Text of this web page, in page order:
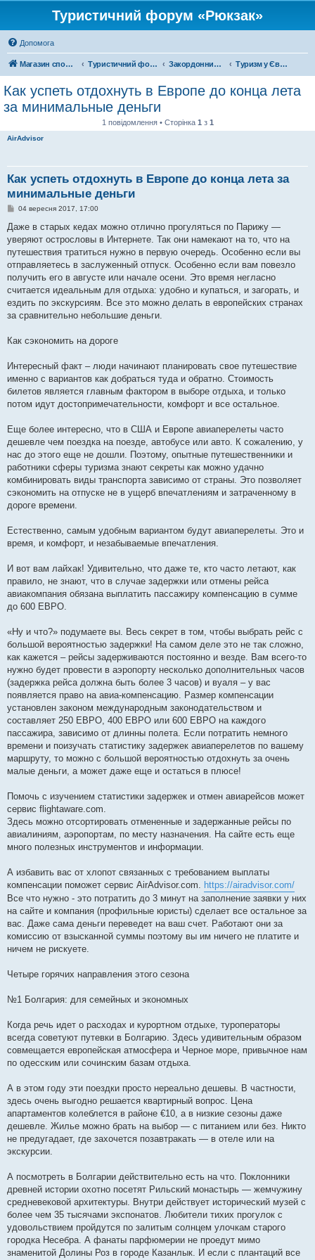
Туристичний форум «Рюкзак»
Допомога
Магазин спорядження Туристичний форум «Рюкзак» Закордонний туризм Туризм у Європі
Как успеть отдохнуть в Европе до конца лета
за минимальные деньги
1 повідомлення • Сторінка 1 з 1
AirAdvisor
Как успеть отдохнуть в Европе до конца лета за
минимальные деньги
П
в
д
о
л
е
н
я
04 вересня 2017, 17:00
Даже в старых кедах можно отлично прогуляться по Парижу —
уверяют острословы в Интернете. Так они намекают на то, что на
путешествия тратиться нужно в первую очередь. Особенно если вы
отправляетесь в заслуженный отпуск. Особенно если вам повезло
получить его в августе или начале осени. Это время негласно
считается идеальным для отдыха: удобно и купаться, и загорать, и
ездить по экскурсиям. Все это можно делать в европейских странах
за сравнительно небольшие деньги.
Как сэкономить на дороге
Интересный факт – люди начинают планировать свое путешествие
именно с вариантов как добраться туда и обратно. Стоимость
билетов является главным фактором в выборе отдыха, и только
потом идут достопримечательности, комфорт и все остальное.
Еще более интересно, что в США и Европе авиаперелеты часто
дешевле чем поездка на поезде, автобусе или авто. К сожалению, у
нас до этого еще не дошли. Поэтому, опытные путешественники и
работники сферы туризма знают секреты как можно удачно
комбинировать виды транспорта зависимо от страны. Это позволяет
сэкономить на отпуске не в ущерб впечатлениям и затраченному в
дороге времени.
Естественно, самым удобным вариантом будут авиаперелеты. Это и
время, и комфорт, и незабываемые впечатления.
И вот вам лайхак! Удивительно, что даже те, кто часто летают, как
правило, не знают, что в случае задержки или отмены рейса
авиакомпания обязана выплатить пассажиру компенсацию в сумме
до 600 ЕВРО.
«Ну и что?» подумаете вы. Весь секрет в том, чтобы выбрать рейс с
большой вероятностью задержки! На самом деле это не так сложно,
как кажется – рейсы задерживаются постоянно и везде. Вам всего-то
нужно будет провести в аэропорту несколько дополнительных часов
(задержка рейса должна быть более 3 часов) и вуаля – у вас
появляется право на авиа-компенсацию. Размер компенсации
установлен законом международным законодательством и
составляет 250 ЕВРО, 400 ЕВРО или 600 ЕВРО на каждого
пассажира, зависимо от длинны полета. Если потратить немного
времени и поизучать статистику задержек авиаперелетов по вашему
маршруту, то можно с большой вероятностью отдохнуть за очень
малые деньги, а может даже еще и остаться в плюсе!
Помочь с изучением статистики задержек и отмен авиарейсов может
сервис flightaware.com.
Здесь можно отсортировать отмененные и задержанные рейсы по
авиалиниям, аэропортам, по месту назначения. На сайте есть еще
много полезных инструментов и информации.
А избавить вас от хлопот связанных с требованием выплаты
компенсации поможет сервис AirAdvisor.com. https://airadvisor.com/
Все что нужно - это потратить до 3 минут на заполнение заявки у них
на сайте и компания (профильные юристы) сделает все остальное за
вас. Даже сама деньги переведет на ваш счет. Работают они за
комиссию от взысканной суммы поэтому вы им ничего не платите и
ничем не рискуете.
Четыре горячих направления этого сезона
№1 Болгария: для семейных и экономных
Когда речь идет о расходах и курортном отдыхе, туроператоры
всегда советуют путевки в Болгарию. Здесь удивительным образом
совмещается европейская атмосфера и Черное море, привычное нам
по одесским или сочинским базам отдыха.
А в этом году эти поездки просто нереально дешевы. В частности,
здесь очень выгодно решается квартирный вопрос. Цена
апартаментов колеблется в районе €10, а в низкие сезоны даже
дешевле. Жилье можно брать на выбор — с питанием или без. Никто
не предугадает, где захочется позавтракать — в отеле или на
экскурсии.
А посмотреть в Болгарии действительно есть на что. Поклонники
древней истории охотно посетят Рильский монастырь — жемчужину
средневековой архитектуры. Внутри действует исторический музей с
более чем 35 тысячами экспонатов. Любители тихих прогулок с
удовольствием пройдутся по залитым солнцем улочкам старого
городка Несебра. А фанаты парфюмерии не проедут мимо
знаменитой Долины Роз в городе Казанлык. И если с плантаций все